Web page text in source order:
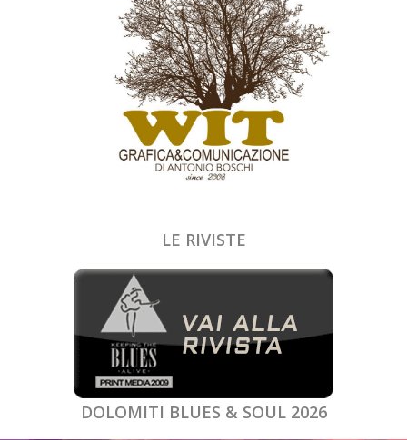
LE RIVISTE
DOLOMITI BLUES & SOUL 2026